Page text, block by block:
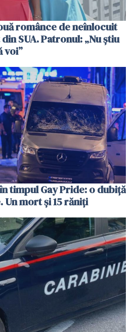
românce de neînlocuit
SUA. Patronul: „Nu știu
voi”
timpul Gay Pride: o dubiță
mort și 15 răniți